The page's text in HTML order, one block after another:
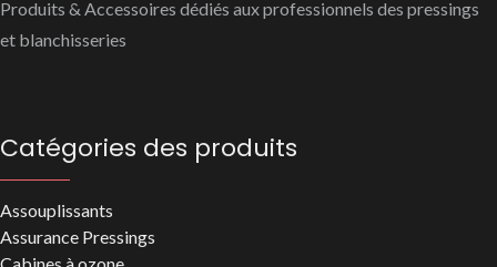
Produits & Accessoires dédiés aux professionnels des pressings
et blanchisseries
Catégories des produits
Assouplissants
Assurance Pressings